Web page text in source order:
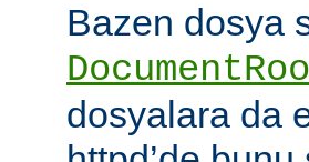
Bazen dosya
dosyalara da